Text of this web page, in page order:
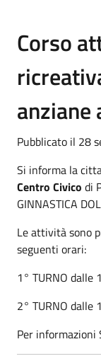
Corso
Pubblicato il 28
Si informa la
Centro Civico di
GINNASTICA
Le attività sono
seguenti orari:
1° TURNO dalle
2° TURNO dalle
Per